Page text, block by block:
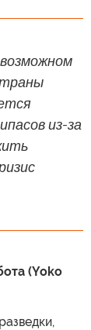
из-за
(Yoko